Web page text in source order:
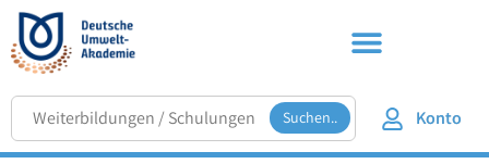
Suchen.. Konto